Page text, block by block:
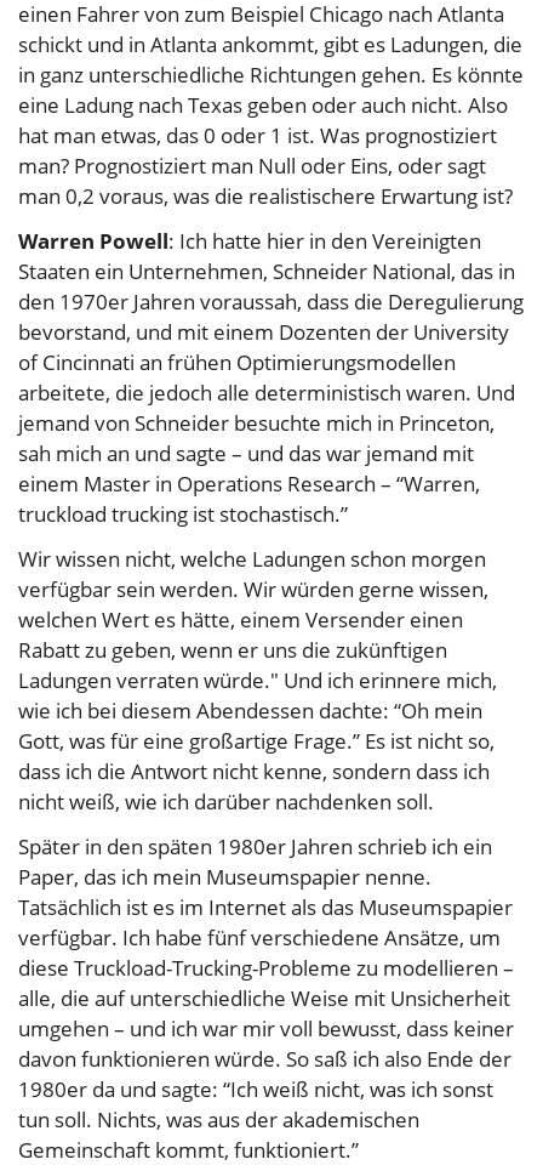
einen Fahrer von zum Beispiel Chicago nach Atlanta
schickt und in Atlanta ankommt, gibt es Ladungen, die
in ganz unterschiedliche Richtungen gehen. Es könnte
eine Ladung nach Texas geben oder auch nicht. Also
hat man etwas, das 0 oder 1 ist. Was prognostiziert
man? Prognostiziert man Null oder Eins, oder sagt
man 0,2 voraus, was die realistischere Erwartung ist?
Warren Powell: Ich hatte hier in den Vereinigten
Staaten ein Unternehmen, Schneider National, das in
den 1970er Jahren voraussah, dass die Deregulierung
bevorstand, und mit einem Dozenten der University
of Cincinnati an frühen Optimierungsmodellen
arbeitete, die jedoch alle deterministisch waren. Und
jemand von Schneider besuchte mich in Princeton,
sah mich an und sagte – und das war jemand mit
einem Master in Operations Research – “Warren,
truckload trucking ist stochastisch.”
Wir wissen nicht, welche Ladungen schon morgen
verfügbar sein werden. Wir würden gerne wissen,
welchen Wert es hätte, einem Versender einen
Rabatt zu geben, wenn er uns die zukünftigen
Ladungen verraten würde." Und ich erinnere mich,
wie ich bei diesem Abendessen dachte: “Oh mein
Gott, was für eine großartige Frage.” Es ist nicht so,
dass ich die Antwort nicht kenne, sondern dass ich
nicht weiß, wie ich darüber nachdenken soll.
Später in den späten 1980er Jahren schrieb ich ein
Paper, das ich mein Museumspapier nenne.
Tatsächlich ist es im Internet als das Museumspapier
verfügbar. Ich habe fünf verschiedene Ansätze, um
diese Truckload-Trucking-Probleme zu modellieren –
alle, die auf unterschiedliche Weise mit Unsicherheit
umgehen – und ich war mir voll bewusst, dass keiner
davon funktionieren würde. So saß ich also Ende der
1980er da und sagte: “Ich weiß nicht, was ich sonst
tun soll. Nichts, was aus der akademischen
Gemeinschaft kommt, funktioniert.”